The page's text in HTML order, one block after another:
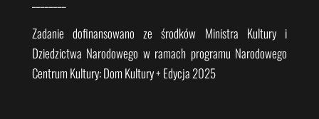
Zadanie dofinansowano ze środków Ministra Kultury i
Dziedzictwa Narodowego w ramach programu Narodowego
Centrum Kultury: Dom Kultury + Edycja 2025